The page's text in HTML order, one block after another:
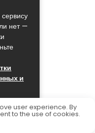
нет —
и
user experience. By
to the use of cookies.